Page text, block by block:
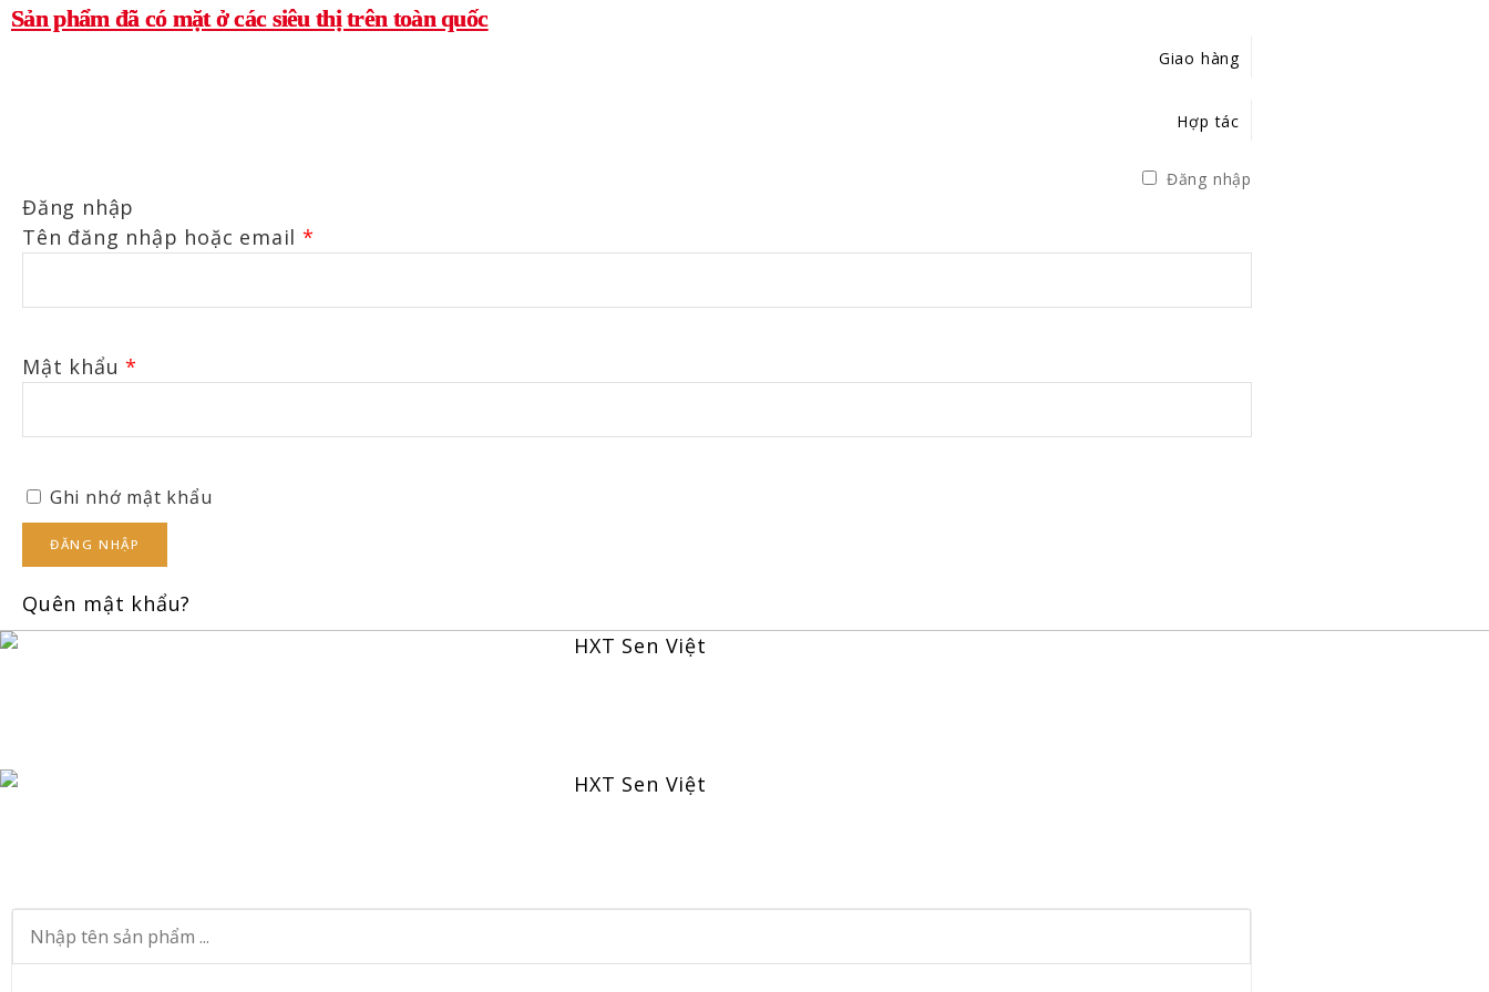
Sản phẩm đã có mặt ở các siêu thị trên toàn quốc
Giao hàng
Hợp tác
Đăng nhập
Đăng nhập
Tên đăng nhập hoặc email *
Mật khẩu*
Ghi nhớ mật khẩu
ĐĂNG NHẬP
Quên mật khẩu?